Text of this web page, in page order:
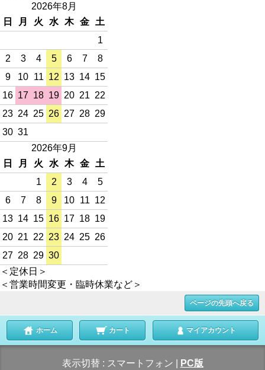
2026年8月
日
月 火 水 木 金
土
1
2
3 4 5 6 7
8
9
10 11 12 13 14 15
16 17 18 19 20 21 22
23 24 25 26 27 28 29
30 31
2026年9月
日
月 火 水 木 金
土
1
2 3 4
5
6
7 8 9 10 11 12
13 14 15 16 17 18 19
20 21 22 23 24 25 26
27 28 29 30
＜定休日＞
＜営業時間変更・臨時休業など＞
ページの先頭へ戻る
ホーム カート マイアカウント
表示切替 : スマートフォン PC版